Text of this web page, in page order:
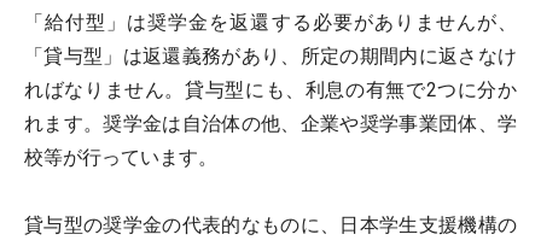
「給付型」は奨学金を返還する必要がありませんが、
「貸与型」は返還義務があり、所定の期間内に返さなけ
ればなりません。貸与型にも、利息の有無で2つに分か
れます。奨学金は自治体の他、企業や奨学事業団体、学
校等が行っています。
貸与型の奨学金の代表的なものに、日本学生支援機構の